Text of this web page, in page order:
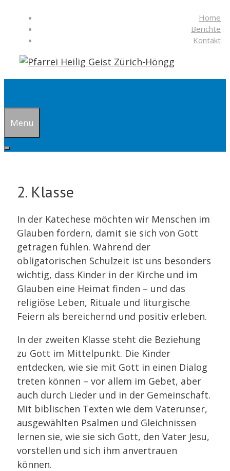
Inhalt
Home
Berichte
Kontakt
Menu
2. Klasse
In der Katechese möchten wir Menschen im
Glauben fördern, damit sie sich von Gott
getragen fühlen. Während der
obligatorischen Schulzeit ist uns besonders
wichtig, dass Kinder in der Kirche und im
Glauben eine Heimat finden – und das
religiöse Leben, Rituale und liturgische
Feiern als bereichernd und positiv erleben.
In der zweiten Klasse steht die Beziehung
zu Gott im Mittelpunkt. Die Kinder
entdecken, wie sie mit Gott in einen Dialog
treten können – vor allem im Gebet, aber
auch durch Lieder und in der Gemeinschaft.
Mit biblischen Texten wie dem Vaterunser,
ausgewählten Psalmen und Gleichnissen
lernen sie, wie sie sich Gott, den Vater Jesu,
vorstellen und sich ihm anvertrauen
können.